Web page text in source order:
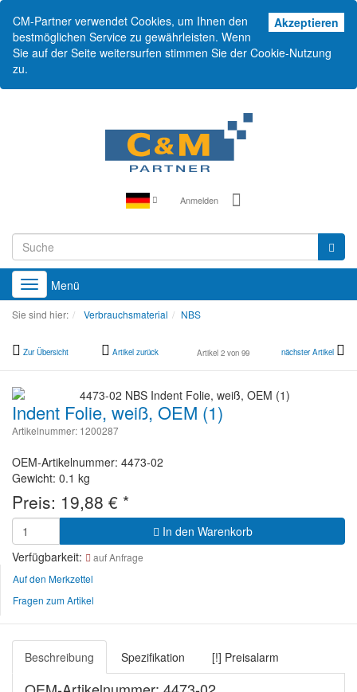
Akzeptieren
CM-Partner verwendet Cookies, um Ihnen den
bestmöglichen Service zu gewährleisten. Wenn
Sie auf der Seite weitersurfen stimmen Sie der Cookie-Nutzung
zu.
Anmelden
Toggle
navigation
Menü
Sie sind hier: Verbrauchsmaterial NBS
Zur Übersicht Artikel zurück Artikel 2 von 99 nächster Artikel
Indent Folie, weiß, OEM (1)
Artikelnummer: 1200287
OEM-Artikelnummer: 4473-02
Gewicht: 0.1 kg
Preis: 19,88 € *
In den Warenkorb
Verfügbarkeit:
auf Anfrage
Auf den Merkzettel
Fragen zum Artikel
Beschreibung Spezifikation [!] Preisalarm